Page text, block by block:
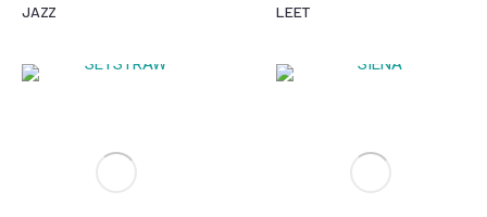
JAZZ LEET